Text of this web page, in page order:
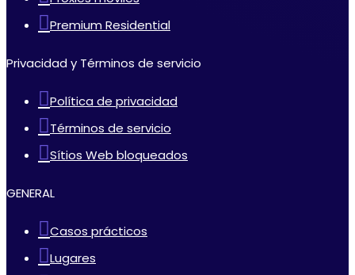
Premium Residential
Privacidad y Términos de servicio
Política de privacidad
Términos de servicio
Sítios Web bloqueados
GENERAL
Casos prácticos
Lugares